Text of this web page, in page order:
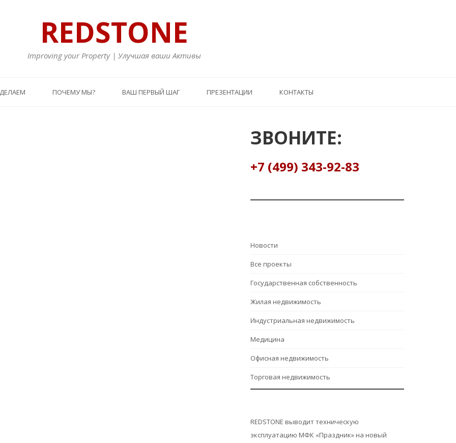
REDSTONE
Improving your Property | Улучшая ваши Активы
ПОЧЕМУ МЫ? ВАШ ПЕРВЫЙ ШАГ ПРЕЗЕНТАЦИИ КОНТАКТЫ
ЗВОНИТЕ:
+7 (499) 343-92-83
Hовости
Все проекты
Государственная собственность
Жилая недвижимость
Индустриальная недвижимость
Медицина
Офисная недвижимость
Торговая недвижимость
REDSTONE выводит техническую
эксплуатацию МФК «Праздник» на новый